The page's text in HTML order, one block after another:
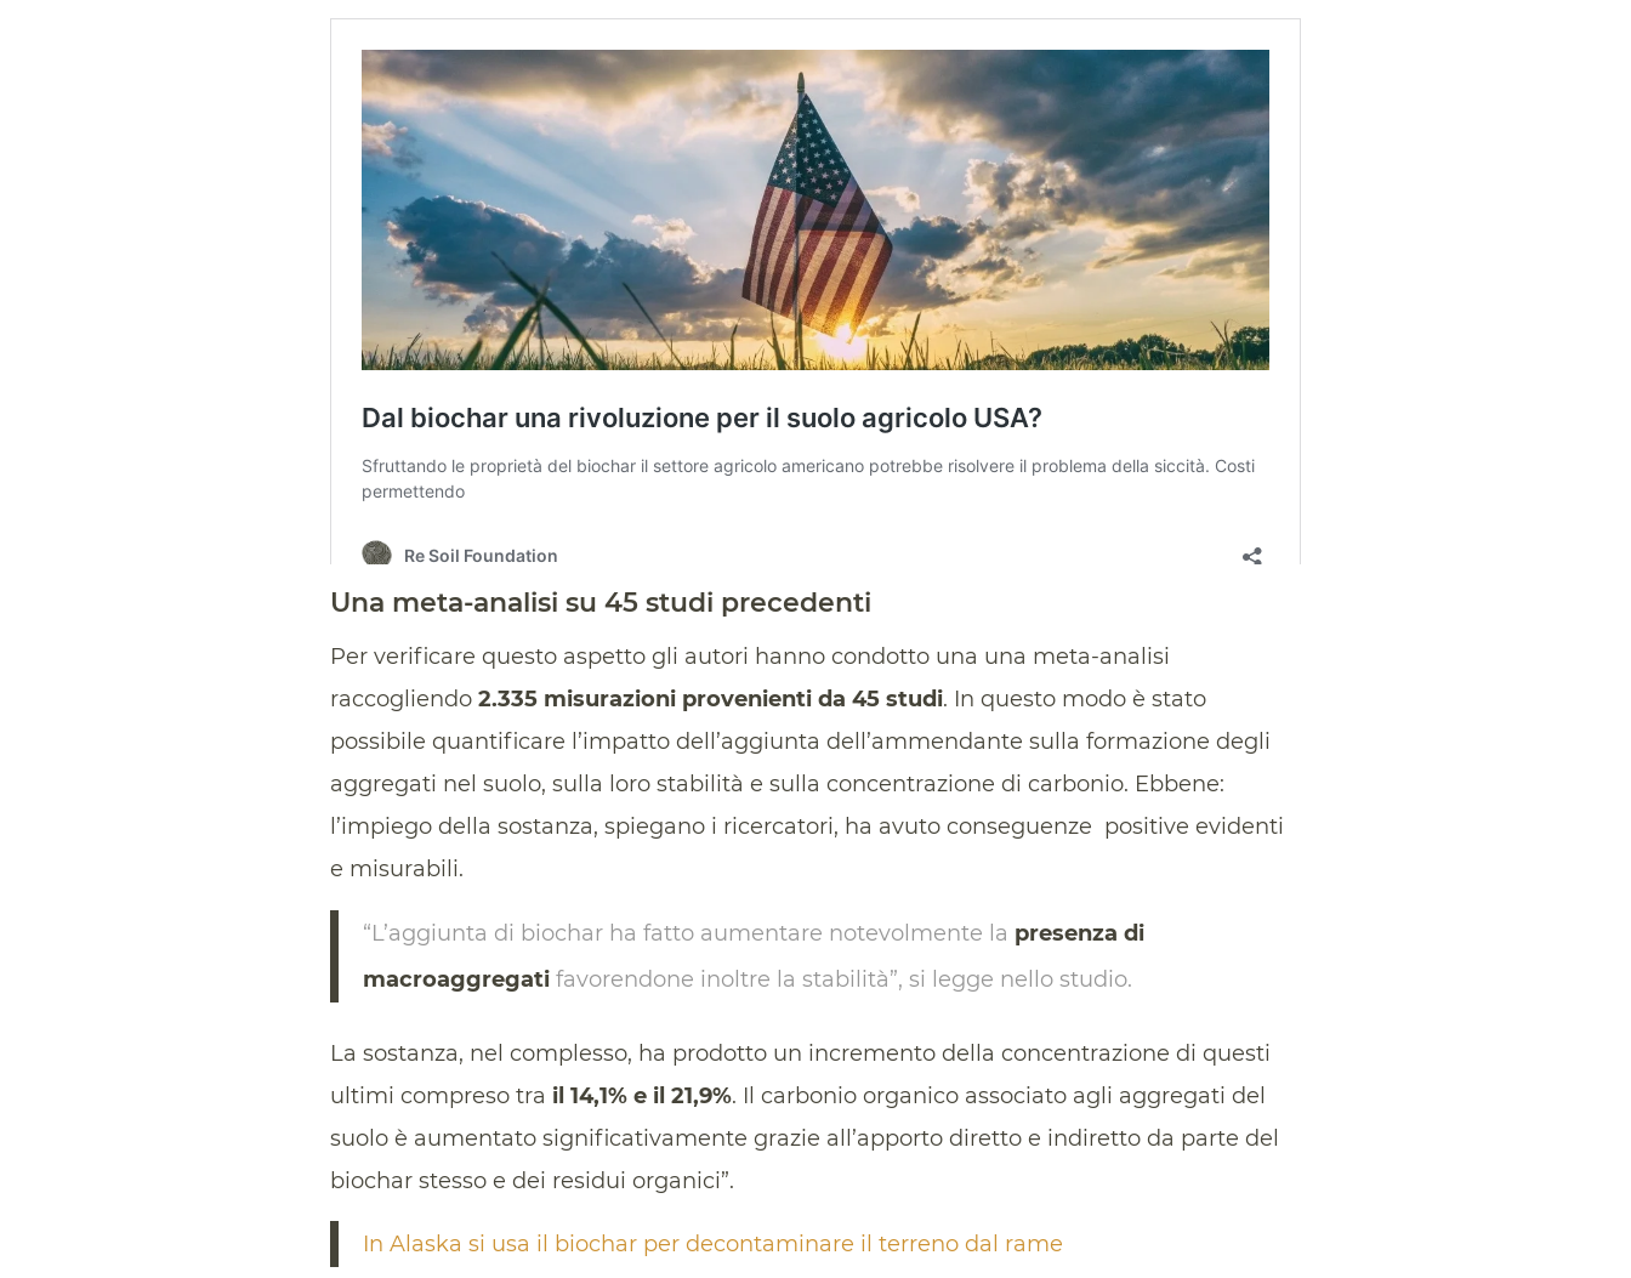
Una meta-analisi su 45 studi precedenti
Per verificare questo aspetto gli autori hanno condotto una una meta-analisi
raccogliendo 2.335 misurazioni provenienti da 45 studi. In questo modo è stato
possibile quantificare l’impatto dell’aggiunta dell’ammendante sulla formazione degli
aggregati nel suolo, sulla loro stabilità e sulla concentrazione di carbonio. Ebbene:
l’impiego della sostanza, spiegano i ricercatori, ha avuto conseguenze positive evidenti
e misurabili.
“L’aggiunta di biochar ha fatto aumentare notevolmente la presenza di
macroaggregati favorendone inoltre la stabilità”, si legge nello studio.
La sostanza, nel complesso, ha prodotto un incremento della concentrazione di questi
ultimi compreso tra il 14,1% e il 21,9%. Il carbonio organico associato agli aggregati del
suolo è aumentato significativamente grazie all’apporto diretto e indiretto da parte del
biochar stesso e dei residui organici”.
In Alaska si usa il biochar per decontaminare il terreno dal rame